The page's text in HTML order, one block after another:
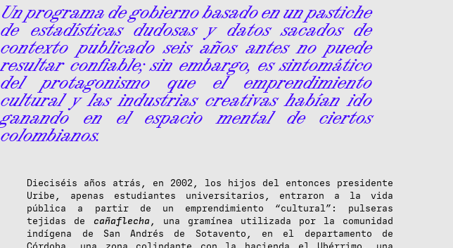
Un programa de gobierno basado en un pastiche
de estadísticas dudosas y datos sacados de
contexto publicado seis años antes no puede
resultar confiable; sin embargo, es sintomático
del protagonismo que el emprendimiento
cultural y las industrias creativas habían ido
ganando en el espacio mental de ciertos
colombianos.
Dieciséis años atrás, en 2002, los hijos del entonces presidente
Uribe, apenas estudiantes universitarios, entraron a la vida
pública a partir de un emprendimiento “cultural”: pulseras
tejidas de cañaflecha , una gramínea utilizada por la comunidad
indígena de San Andrés de Sotavento, en el departamento de